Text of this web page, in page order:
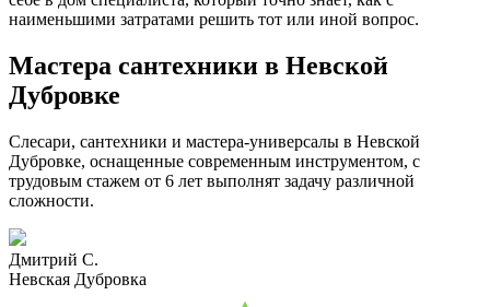
наименьшими затратами решить тот или иной вопрос.
Мастера сантехники в Невской
Дубровке
Слесари, сантехники и мастера-универсалы в Невской
Дубровке, оснащенные современным инструментом, с
трудовым стажем от 6 лет выполнят задачу различной
сложности.
Дмитрий С.
Невская Дубровка